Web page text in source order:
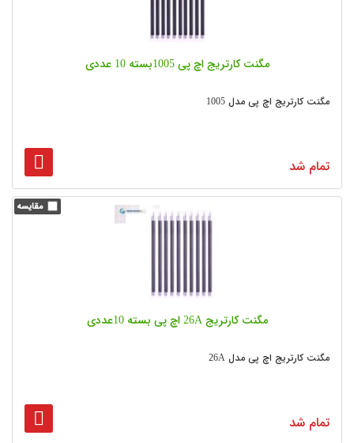
مگنت کارتریج اچ پی 1005بسته 10 عددی
مگنت کارتریج اچ پی مدل 1005
تمام شد
مگنت کارتریج 26A اچ پی بسته 10عددی
مگنت کارتریج اچ پی مدل 26A
تمام شد